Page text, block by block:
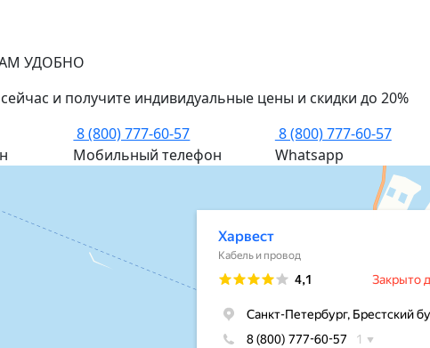
УДОБНО
и получите индивидуальные цены и скидки до 20%
8 (800) 777-60-57
Мобильный телефон
8 (800) 777-60-57
Whatsapp